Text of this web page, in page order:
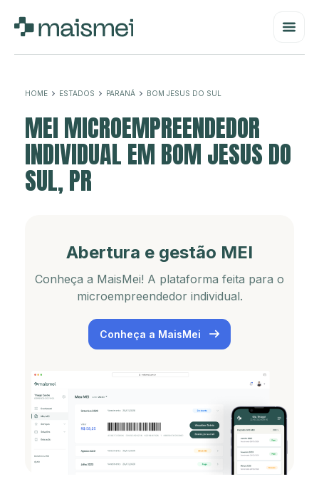
HOME ESTADOS PARANÁ BOM JESUS DO SUL
MEI MICROEMPREENDEDOR
INDIVIDUAL EM BOM JESUS DO
SUL, PR
Abertura e gestão MEI
Conheça a MaisMei! A plataforma feita para o
microempreendedor individual.
Conheça a MaisMei